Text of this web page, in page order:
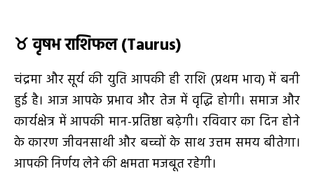
♉वृषभ राशिफल (Taurus)
चंद्रमा और सूर्य की युति आपकी ही राशि (प्रथम भाव) में बनी
हुई है। आज आपके प्रभाव और तेज में वृद्धि होगी। समाज और
कार्यक्षेत्र में आपकी मान-प्रतिष्ठा बढ़ेगी। रविवार का दिन होने
के कारण जीवनसाथी और बच्चों के साथ उत्तम समय बीतेगा।
आपकी निर्णय लेने की क्षमता मजबूत रहेगी।